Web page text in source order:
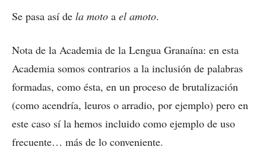
Se pasa así de la moto a el amoto.
Nota de la Academia de la Lengua Granaína: en esta
Academia somos contrarios a la inclusión de palabras
formadas, como ésta, en un proceso de brutalización
(como acendría, leuros o arradio, por ejemplo) pero en
este caso sí la hemos incluido como ejemplo de uso
frecuente… más de lo conveniente.